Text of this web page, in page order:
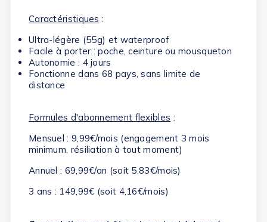
Caractéristiques :
Ultra-légère (55g) et waterproof
Facile à porter : poche, ceinture ou mousqueton
Autonomie : 4 jours
Fonctionne dans 68 pays, sans limite de
distance
Formules d'abonnement flexibles :
Mensuel : 9,99€/mois (engagement 3 mois
minimum, résiliation à tout moment)
Annuel : 69,99€/an (soit 5,83€/mois)
3 ans : 149,99€ (soit 4,16€/mois)